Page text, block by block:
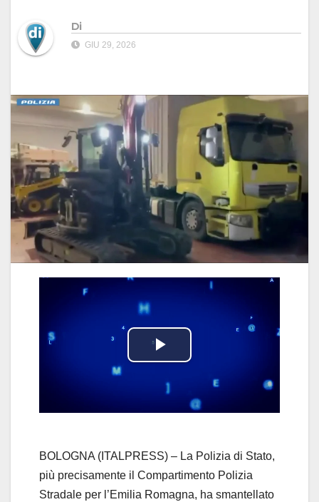
Di
GIU 29, 2026
P
l
y
V
BOLOGNA (ITALPRESS) – La Polizia di Stato,
più precisamente il Compartimento Polizia
Stradale per l’Emilia Romagna, ha smantellato